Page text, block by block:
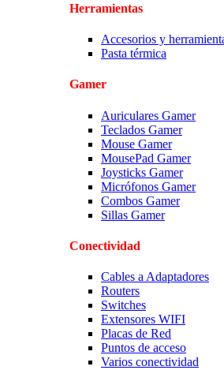
Herramientas
Accesorios y
Pasta térmica
Gamer
Auriculares Gamer
Teclados Gamer
Mouse Gamer
MousePad Gamer
Joysticks Gamer
Micrófonos Gamer
Combos Gamer
Sillas Gamer
Conectividad
Cables a Adaptadores
Routers
Switches
Extensores WIFI
Placas de Red
Puntos de acceso
Varios conectividad